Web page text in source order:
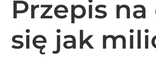
Przepis
się jak